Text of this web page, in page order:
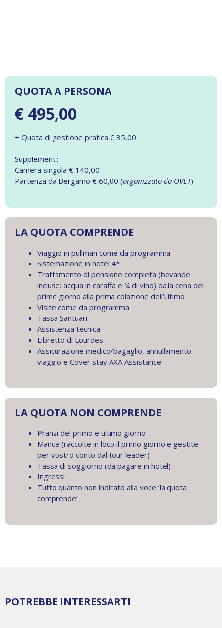
QUOTA A PERSONA
€ 495,00
+ Quota di gestione pratica € 35,00
Supplementi:
Camera singola € 140,00
Partenza da Bergamo € 60,00 (organizzato da OVET)
LA QUOTA COMPRENDE
Viaggio in pullman come da programma
Sistemazione in hotel 4*
Trattamento di pensione completa (bevande
incluse: acqua in caraffa e ¼ di vino) dalla cena del
primo giorno alla prima colazione dell’ultimo
Visite come da programma
Tassa Santuari
Assistenza tecnica
Libretto di Lourdes
Assicurazione medico/bagaglio, annullamento
viaggio e Cover stay AXA Assistance
LA QUOTA NON COMPRENDE
Pranzi del primo e ultimo giorno
Mance (raccolte in loco il primo giorno e gestite
per vostro conto dal tour leader)
Tassa di soggiorno (da pagare in hotel)
Ingressi
Tutto quanto non indicato alla voce ‘la quota
comprende’
POTREBBE INTERESSARTI